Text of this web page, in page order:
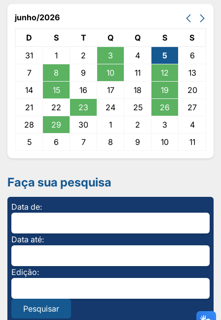
junho/2026
D S T Q Q S
S
31
1 2 3 4 5
6
7
8 9 10 11 12
13
14
15 16 17 18 19
20
21
22 23 24 25 26
27
28
29 30 1 2 3
4
5
6 7 8 9 10 11
Faça sua pesquisa
Data de:
Data até:
Edição:
Pesquisar